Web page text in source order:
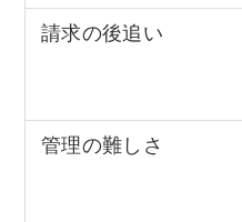
請求の後追い
管理の難しさ